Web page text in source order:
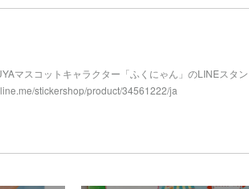
マスコットキャラクター「ふくにゃん」のLINEスタン
stickershop/product/34561222/ja